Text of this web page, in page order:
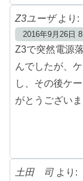
Z3ユーザ より:
2016年9月26日
Z3で突然電源
んでしたが、
し、その後ケ
がとうございま
土田 司 より: